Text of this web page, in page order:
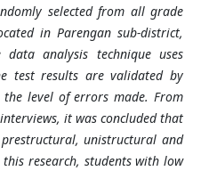
selected from all grade
in Parengan sub-district,
analysis technique uses
test results are validated by
level of errors made. From
it was concluded that
unistructural and
research, students with low